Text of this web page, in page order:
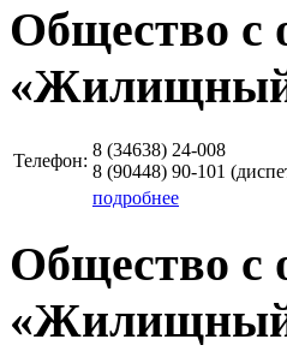
Общество с
«Жилищный
Телефон:
8 (34638) 24-008
8 (90448) 90-101
подробнее
Общество с
«Жилищный